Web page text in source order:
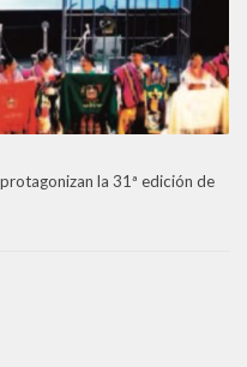
la 31ª edición de